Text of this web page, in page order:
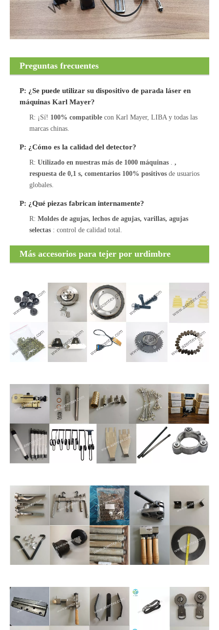
Preguntas frecuentes
P: ¿Se puede utilizar su dispositivo de parada láser en
máquinas Karl Mayer?
R: ¡Sí! 100% compatible con Karl Mayer, LIBA y todas las
marcas chinas.
P: ¿Cómo es la calidad del detector?
R: Utilizado en nuestras más de 1000 máquinas . ,
respuesta de 0,1 s, comentarios 100% positivos de usuarios
globales.
P: ¿Qué piezas fabrican internamente?
R: Moldes de agujas, lechos de agujas, varillas, agujas
selectas : control de calidad total.
Más accesorios para tejer por urdimbre